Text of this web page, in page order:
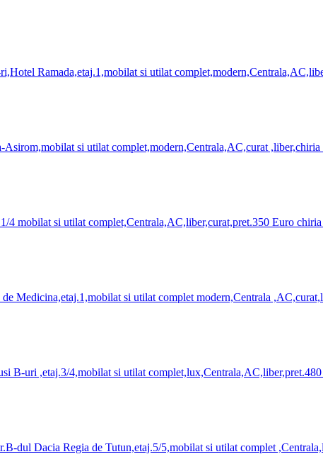
Ramada,etaj.1,mobilat si utilat
si utilat complet,modern,Centrala,AC,curat
4 mobilat si utilat complet,Centrala,AC,liber,curat,pret.350 Euro
Medicina,etaj.1,mobilat si utilat complet modern,Centrala
B-uri ,etaj.3/4,mobilat si utilat
dul Dacia Regia de Tutun,etaj.5/5,mobilat si utilat complet